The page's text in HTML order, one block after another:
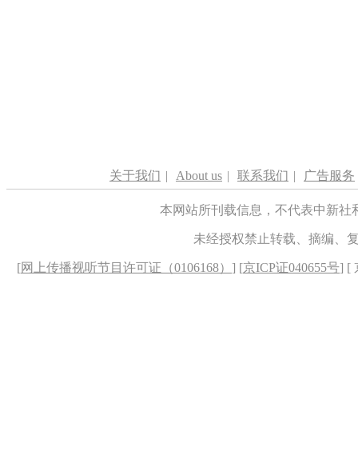
关于我们 | About us | 联系我们 | 广告服务
本网站所刊载信息，不代表中新
未经授权禁止转载、摘编、
[网上传播视听节目许可证（0106168） ] [京ICP证040655号] [